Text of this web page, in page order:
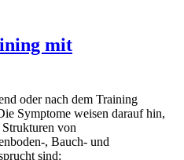
mit
oder nach dem Training
Symptome weisen darauf hin,
von
, Bauch- und
sind: